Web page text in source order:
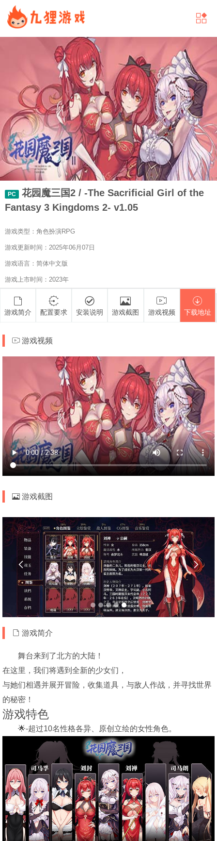
PC
花园魔三国2 / -The Sacrificial Girl of the
Fantasy 3 Kingdoms 2- v1.05
游戏类型：角色扮演RPG
游戏更新时间：2025年06月07日
游戏语言：简体中文版
游戏上市时间：2023年
游戏简介 配置要求 安装说明 游戏截图 游戏视频 下载地址
游戏视频
游戏截图
 
游戏简介
舞台来到了北方的大陆！
在这里，我们将遇到全新的少女们，
与她们相遇并展开冒险，收集道具，与敌人作战，并寻找世界
的秘密！
游戏特色
🌟-超过10名性格各异、原创立绘的女性角色。